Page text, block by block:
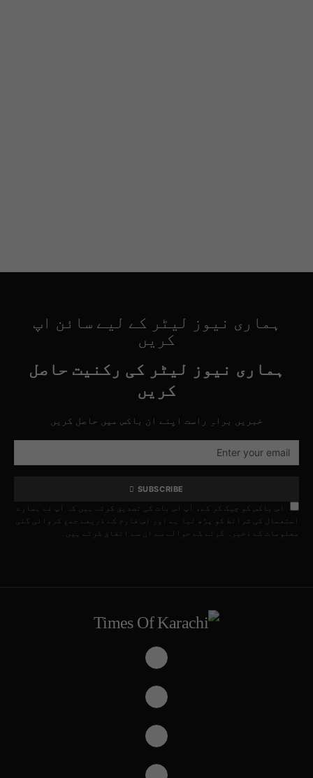
ہماری نیوز لیٹر کے لیے سائن اپ
کریں
ہماری نیوز لیٹر کی رکنیت حاصل
کریں
خبریں براہِ راست اپنے ان باکس میں حاصل کریں
SUBSCRIBE
اس باکس کو چیک کر کے، آپ اس بات کی تصدیق کرتے ہیں کہ آپ نے ہمارے
استعمال کی شرائط کو پڑھ لیا ہے اور اس فارم کے ذریعے جمع کروائی گئی
معلومات کے ذخیرہ کرنے کے حوالے سے ان سے اتفاق کرتے ہیں۔